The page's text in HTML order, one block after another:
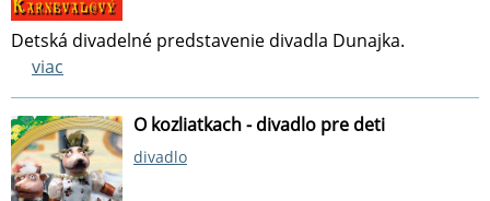
Detská divadelné predstavenie divadla Dunajka.
viac
O kozliatkach - divadlo pre deti
divadlo